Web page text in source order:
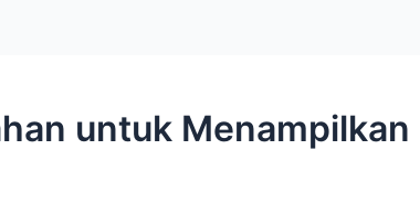
untuk Menampilkan